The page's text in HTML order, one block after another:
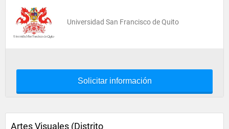
Universidad San Francisco de Quito
Solicitar información
Artes Visuales (Distrito